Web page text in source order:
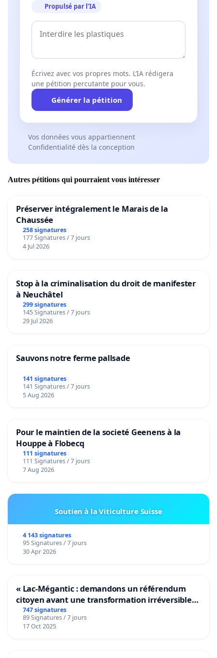
Propulsé par l’IA
Écrivez avec vos propres mots. L’IA rédigera
une pétition percutante pour vous.
Générer la pétition
Vos données vous appartiennent
Confidentialité dès la conception
Autres pétitions qui pourraient vous intéresser
Préserver intégralement le Marais de la
Chaussée
258 signatures
177 Signatures / 7 jours
4 Jul 2026
Stop à la criminalisation du droit de manifester
à Neuchâtel
299 signatures
145 Signatures / 7 jours
29 Jul 2026
Sauvons notre ferme pallsade
141 signatures
141 Signatures / 7 jours
5 Aug 2026
Pour le maintien de la societé Geenens à la
Houppe à Flobecq
111 signatures
111 Signatures / 7 jours
7 Aug 2026
Soutien à la Viticulture Suisse
4 143 signatures
95 Signatures / 7 jours
30 Apr 2026
« Lac-Mégantic : demandons un référendum
citoyen avant une transformation irréversible
de notre territoire »
747 signatures
89 Signatures / 7 jours
17 Oct 2025